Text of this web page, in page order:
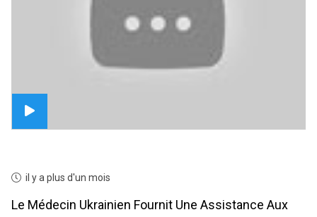
il y a plus d'un mois
Le Médecin Ukrainien Fournit Une Assistance Aux